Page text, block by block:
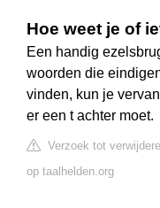
Hoe weet je of
Een handig
woorden die
vinden, kun je
er een t achter moet.
Verzoek tot
op taalhelden.org